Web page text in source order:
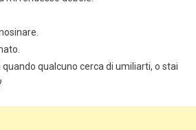
qualcuno cerca di umiliarti, o stai